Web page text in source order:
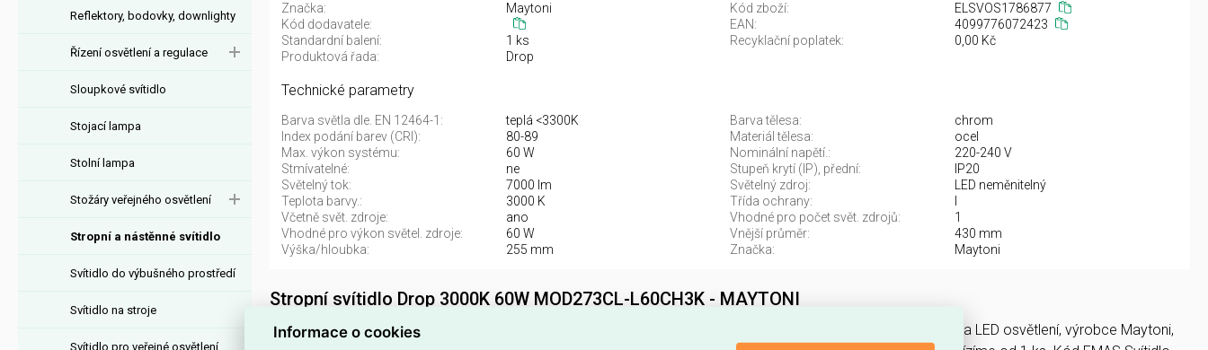
Reflektory, bodovky, downlighty
Řízení osvětlení a regulace
Sloupkové svítidlo
Stojací lampa
Stolní lampa
Stožáry veřejného osvětlení
Stropní a nástěnné svítidlo
Svítidlo do výbušného prostředí
Svítidlo na stroje
Svítidlo pro veřejné osvětlení
Značka: Maytoni Kód zboží:
ELSVOS1786877
Kód dodavatele:
EAN:
4099776072423
Standardní balení:
1 ks Recyklační poplatek:
0,00 Kč
Produktová řada:
Drop
Technické parametry
Barva světla dle. EN 12464-1: teplá <3300K Barva tělesa:
chrom
Index podání barev (CRI):
80-89 Materiál tělesa:
ocel
Max. výkon systému:
60 W Nominální napětí.:
220-240 V
Stmívatelné:
ne Stupeň krytí (IP), přední:
IP20
Světelný tok:
7000 lm Světelný zdroj:
LED neměnitelný
Teplota barvy.:
3000 K Třída ochrany:
Včetně svět. zdroje:
ano Vhodné pro počet svět. zdrojů:
1
Vhodné pro výkon světel. zdroje:
60 W Vnější průměr:
430 mm
Výška/hloubka:
255 mm Značka: Maytoni
Stropní svítidlo Drop 3000K 60W MOD273CL-L60CH3K - MAYTONI
Svítidlo MOD273CL-L60CH3K najdete v kategoriích Svítidla, Stropní a nástěnné svítidlo, Svítidla, světelné zdroje a LED osvětlení, výrobce Maytoni,
Informace o cookies